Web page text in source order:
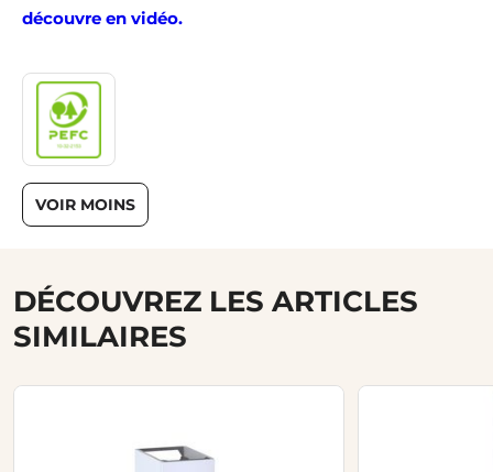
découvre en vidéo.
VOIR MOINS
DÉCOUVREZ LES ARTICLES
SIMILAIRES